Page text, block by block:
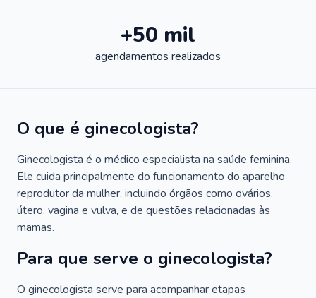
+50 mil
agendamentos realizados
O que é ginecologista?
Ginecologista é o médico especialista na saúde feminina.
Ele cuida principalmente do funcionamento do aparelho
reprodutor da mulher, incluindo órgãos como ovários,
útero, vagina e vulva, e de questões relacionadas às
mamas.
Para que serve o ginecologista?
O ginecologista serve para acompanhar etapas